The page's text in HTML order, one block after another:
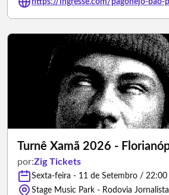
https://ingresse.com/pagonejo-bao-
Turnê Xamã 2026 -
por:Zig Tickets
Sexta-feira - 11 de Setembro / 22:00